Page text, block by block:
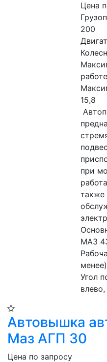
Цена
200
15,8
Автоподъемник ПСС-121.22 –
при
также
МАЗ
Угол
Автовышка
Маз АГП 30
Цена по запросу